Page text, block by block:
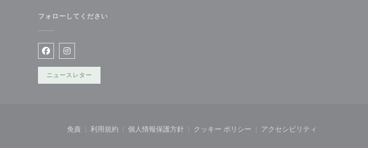
フォローしてください
Facebook ((新しいウィンドウで開きます))
Instagram ((新しいウィンドウで開きます))
ニュースレター
ウィンドウで開きます))
免責
((新しいウィンドウで開きます))
利用規約
((新しいウィンドウで開きます))
個人情報保護方針
((新しいウィンドウで開きます))
クッキー ポリシー
((新しいウィンドウで開きます))
アクセシビリティ
((新しいウィンドウで開